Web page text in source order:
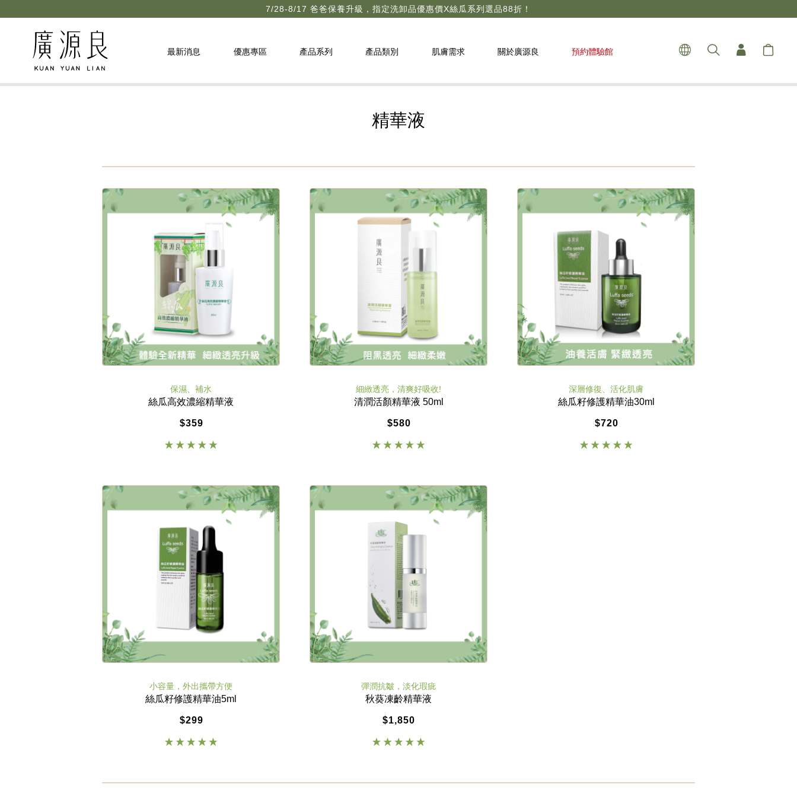
7/28-8/17 爸爸保養升級，指定洗卸品優惠價X絲瓜系列選品88折！
最新消息 優惠專區 產品系列 產品類別 肌膚需求 關於廣源良 預約體驗館
精華液
保濕、補水
絲瓜高效濃縮精華液
$359
細緻透亮，清爽好吸收!
清潤活顏精華液 50ml
$580
深層修復、活化肌膚
絲瓜籽修護精華油30ml
$720
小容量，外出攜帶方便
絲瓜籽修護精華油5ml
$299
彈潤抗皺，淡化瑕疵
秋葵凍齡精華液
$1,850